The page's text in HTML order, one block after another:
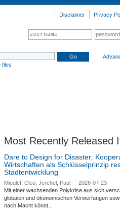
Privacy
Disclaimer
files
Most Recently Released
Dare to Design for Disaster:
Wirtschaften als Schlüsselprinzip
Stadtentwicklung
Mieulet, Cleo; Jerchel, Paul -
2026-07-23
Mit einer wachsenden Polykrise aus sich
globalen und ökonomischen Verwerfungen
nach Macht könnt...